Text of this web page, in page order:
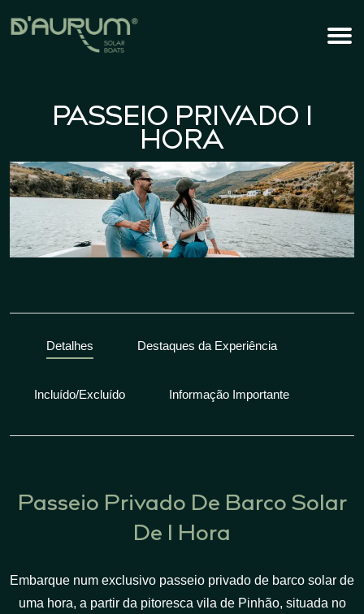
PASSEIO PRIVADO 1
HORA
Detalhes Destaques da Experiência
Incluído/Excluído Informação Importante
Passeio Privado De Barco Solar
De 1 Hora
Embarque num exclusivo passeio privado de barco solar de
uma hora, a partir da pitoresca vila de Pinhão, situada no